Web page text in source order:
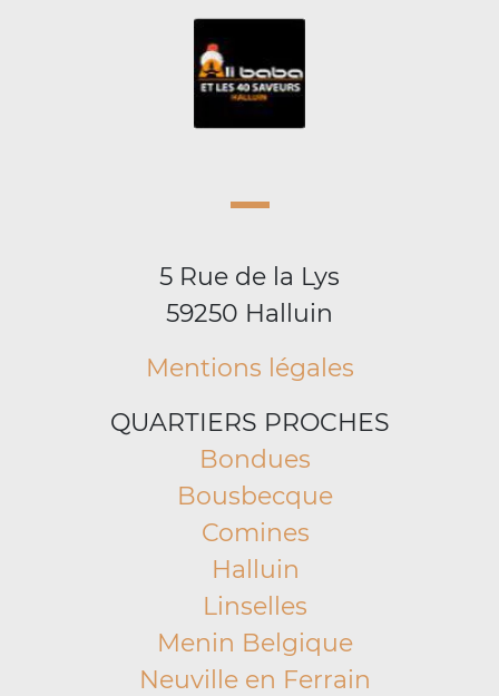
5 Rue de la Lys
59250 Halluin
Mentions légales
QUARTIERS PROCHES
Bondues
Bousbecque
Comines
Halluin
Linselles
Menin Belgique
Neuville en Ferrain